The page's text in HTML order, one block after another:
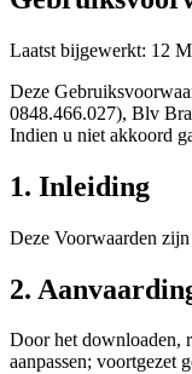
Laatst bijgewerkt: 12
Deze
0848.466.027), Blv
Indien u niet akkoord
1. Inleiding
Deze Voorwaarden
2.
Door het downloaden,
aanpassen; voortgezet